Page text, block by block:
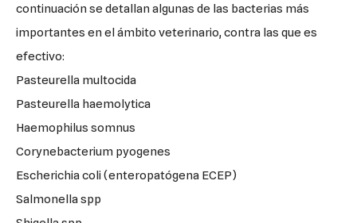
continuación se detallan algunas de las bacterias más
importantes en el ámbito veterinario, contra las que es
efectivo:
Pasteurella multocida
Pasteurella haemolytica
Haemophilus somnus
Corynebacterium pyogenes
Escherichia coli (enteropatógena ECEP)
Salmonella spp